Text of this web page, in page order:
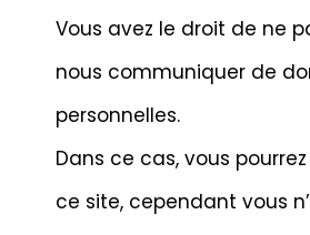
Vous avez le droit de ne
nous communiquer de
personnelles.
Dans ce cas, vous
ce site, cependant vous